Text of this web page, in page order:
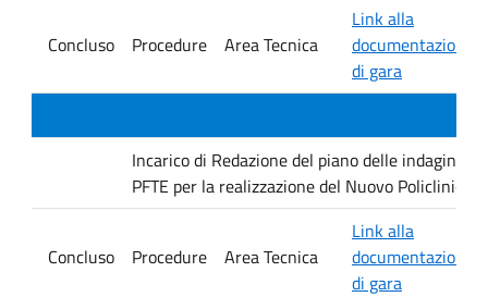
Concluso Procedure Area Tecnica
Link alla
documentazione
di gara
Incarico di Redazione del piano delle indagini
PFTE per la realizzazione del Nuovo Policlinico
Concluso Procedure Area Tecnica
Link alla
documentazione
di gara